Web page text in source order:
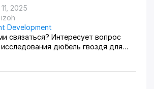
2025
Development
связаться? Интересует вопрос
дюбель гвоздя для